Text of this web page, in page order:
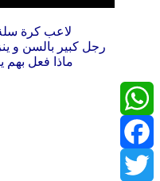
لاعب كرة
رجل كبير بالسن و
ماذا فعل بهم
WhatsApp
Facebook